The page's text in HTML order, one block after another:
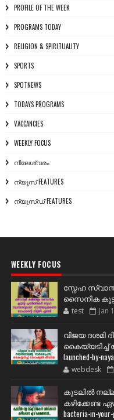
PROFILE OF THE WEEK
PROGRAMS TODAY
RELIGION & SPIRITUALITY
SPORTS
SPOTNEWS
TODAYS PROGRAMS
VACCANCIES
WEEKLY FOCUS
നീലേശ്വരം
ന്യൂസ് FEATURES
ന്യൂസ്ഡ് FEATURES
WEEKLY FOCUS
സ്നേഹ
സൈനിക
test Jan
വിജയ
കൈയ്യടിച്ച്
launched-by-
webdesk
കുടലിൽ നല്ല
കഴിക്കേണ്ട ഏഴ്
bacteria-in-